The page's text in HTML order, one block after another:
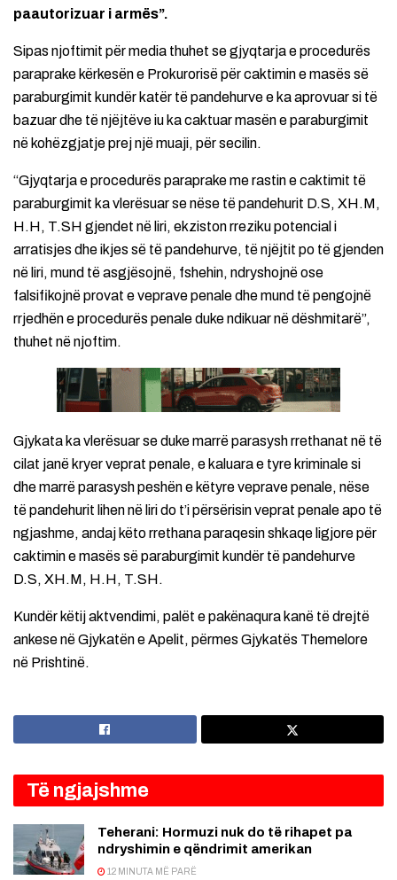
paautorizuar i armës”.
Sipas njoftimit për media thuhet se gjyqtarja e procedurës
paraprake kërkesën e Prokurorisë për caktimin e masës së
paraburgimit kundër katër të pandehurve e ka aprovuar si të
bazuar dhe të njëjtëve iu ka caktuar masën e paraburgimit
në kohëzgjatje prej një muaji, për secilin.
“Gjyqtarja e procedurës paraprake me rastin e caktimit të
paraburgimit ka vlerësuar se nëse të pandehurit D.S, XH.M,
H.H, T.SH gjendet në liri, ekziston rreziku potencial i
arratisjes dhe ikjes së të pandehurve, të njëjtit po të gjenden
në liri, mund të asgjësojnë, fshehin, ndryshojnë ose
falsifikojnë provat e veprave penale dhe mund të pengojnë
rrjedhën e procedurës penale duke ndikuar në dëshmitarë”,
thuhet në njoftim.
Gjykata ka vlerësuar se duke marrë parasysh rrethanat në të
cilat janë kryer veprat penale, e kaluara e tyre kriminale si
dhe marrë parasysh peshën e këtyre veprave penale, nëse
të pandehurit lihen në liri do t’i përsërisin veprat penale apo të
ngjashme, andaj këto rrethana paraqesin shkaqe ligjore për
caktimin e masës së paraburgimit kundër të pandehurve
D.S, XH.M, H.H, T.SH.
Kundër këtij aktvendimi, palët e pakënaqura kanë të drejtë
ankese në Gjykatën e Apelit, përmes Gjykatës Themelore
në Prishtinë.
Të ngjajshme
Teherani: Hormuzi nuk do të rihapet pa
ndryshimin e qëndrimit amerikan
12 MINUTA MË PARË